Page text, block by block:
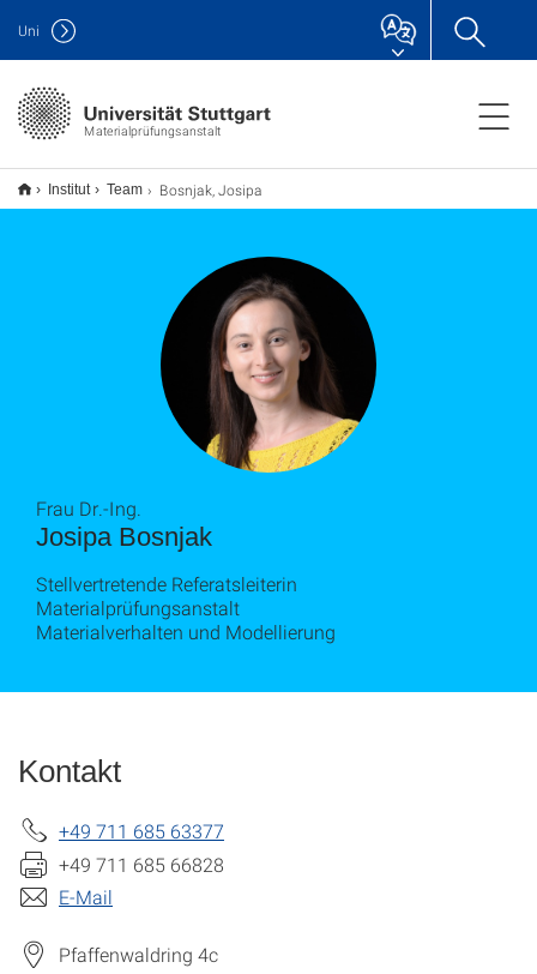
Materialprüfungsanstalt
Uni
Institut Team Bosnjak, Josipa
Josipa Bosnjak
Frau Dr.-Ing.
Stellvertretende Referatsleiterin
Materialprüfungsanstalt
Materialverhalten und Modellierung
Kontakt
+49 711 685 63377
+49 711 685 66828
E-Mail
Pfaffenwaldring 4c